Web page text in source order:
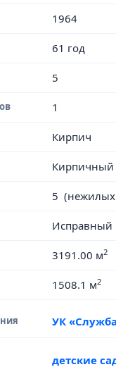
1964
61 год
5
1
Кирпич
Кирпичный
5
Исправный
3191.00 м2
1508.1 м2
УК
детские